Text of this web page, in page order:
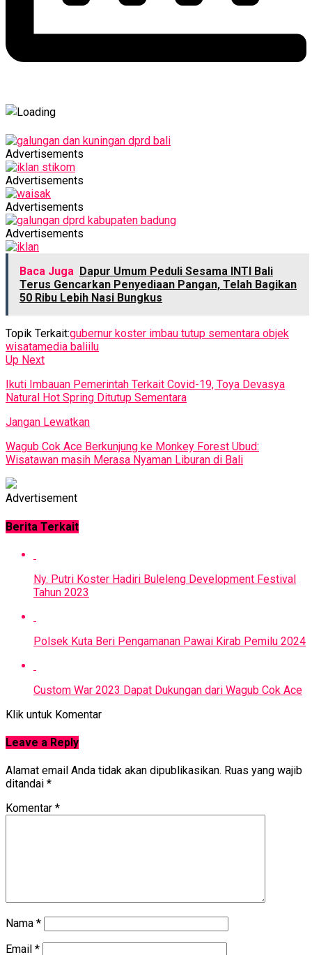
Advertisements
Advertisements
Advertisements
Advertisements
Baca Juga Dapur Umum Peduli Sesama INTI Bali
Terus Gencarkan Penyediaan Pangan, Telah Bagikan
50 Ribu Lebih Nasi Bungkus
Topik Terkait:gubernur koster imbau tutup sementara objek
wisatamedia baliilu
Up Next
Ikuti Imbauan Pemerintah Terkait Covid-19, Toya Devasya
Natural Hot Spring Ditutup Sementara
Jangan Lewatkan
Wagub Cok Ace Berkunjung ke Monkey Forest Ubud:
Wisatawan masih Merasa Nyaman Liburan di Bali
Advertisement
Berita Terkait
Ny. Putri Koster Hadiri Buleleng Development Festival
Tahun 2023
Polsek Kuta Beri Pengamanan Pawai Kirab Pemilu 2024
Custom War 2023 Dapat Dukungan dari Wagub Cok Ace
Klik untuk Komentar
Leave a Reply
Alamat email Anda tidak akan dipublikasikan. Ruas yang wajib
ditandai *
Komentar *
Nama *
Email *